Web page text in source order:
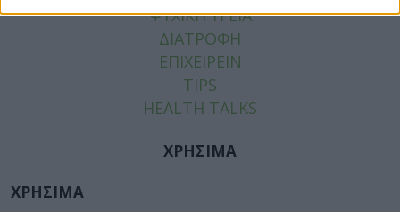
ΨΥΧΙΚΗ ΥΓΕΙΑ
ΔΙΑΤΡΟΦΗ
ΕΠΙΧΕΙΡΕΙΝ
TIPS
HEALTH TALKS
ΧΡΗΣΙΜΑ
ΧΡΗΣΙΜΑ